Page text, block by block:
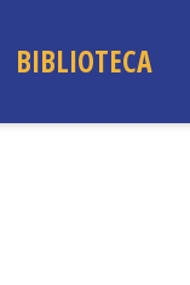
BIBLIOTECA